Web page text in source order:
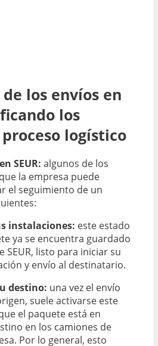
los envíos en
los
logístico
SEUR: algunos de los
la empresa puede
el seguimiento de un
instalaciones: este estado
ya se encuentra guardado
SEUR, listo para iniciar su
y envío al destinatario.
destino: una vez el envío
suele activarse este
el paquete está en
en los camiones de
Por lo general, esto